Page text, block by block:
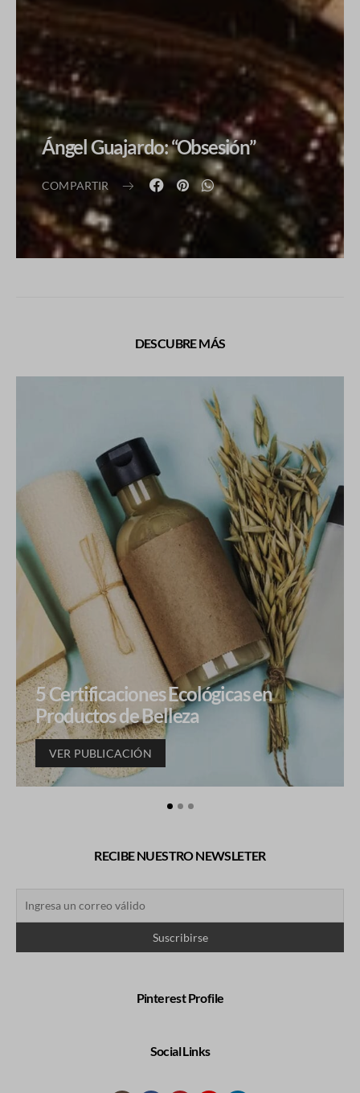
Ángel Guajardo: “Obsesión”
COMPARTIR
DESCUBRE MÁS
5 Certificaciones Ecológicas en
Productos de Belleza
VER PUBLICACIÓN
RECIBE NUESTRO NEWSLETER
Pinterest Profile
Social Links